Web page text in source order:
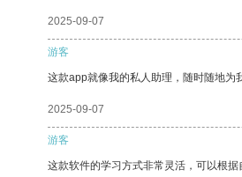
2025-09-07
游客
这款app就像我的私人助理，随时随地为
2025-09-07
游客
这款软件的学习方式非常灵活，可以根据